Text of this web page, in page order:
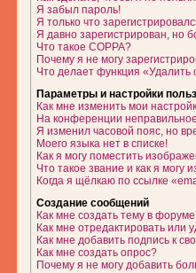
Я забыл пароль!
Я только что
Я давно зарегистрирован, но
Что такое COPPA?
Почему я не могу
Что делает функция
Параметры и настройки
Как мне изменить мои
На конференции
Я изменил часовой пояс, но
Моего языка нет в списке!
Как я могу поместить
Что такое звание и как я могу
Когда я щёлкаю по ссылке
Создание сообщений
Как мне создать тему в
Как мне отредактировать или
Как мне добавить подпись к
Как мне создать опрос?
Почему я не могу добавить